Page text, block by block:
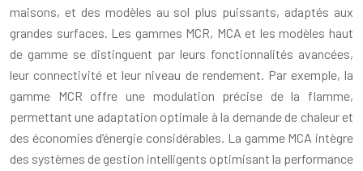
maisons, et des modèles au sol plus puissants, adaptés aux
grandes surfaces. Les gammes MCR, MCA et les modèles haut
de gamme se distinguent par leurs fonctionnalités avancées,
leur connectivité et leur niveau de rendement. Par exemple, la
gamme MCR offre une modulation précise de la flamme,
permettant une adaptation optimale à la demande de chaleur et
des économies d’énergie considérables. La gamme MCA intègre
des systèmes de gestion intelligents optimisant la performance